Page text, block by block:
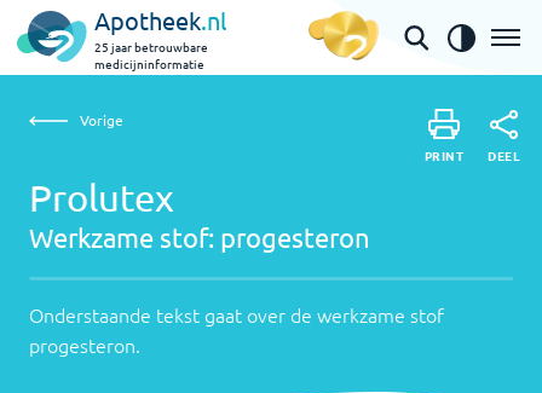
Apotheek.nl
25 jaar betrouwbare
medicijninformatie
Prolutex | progesteron
over
de
werkzame
Vorige
Prolutex
Werkzame stof: progesteron
Onderstaande tekst gaat over de werkzame stof
progesteron.
PRINT DEEL